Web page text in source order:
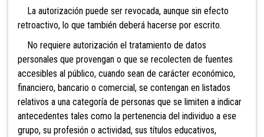
La autorización puede ser revocada, aunque sin efecto
retroactivo, lo que también deberá hacerse por escrito.
No requiere autorización el tratamiento de datos
personales que provengan o que se recolecten de fuentes
accesibles al público, cuando sean de carácter económico,
financiero, bancario o comercial, se contengan en listados
relativos a una categoría de personas que se limiten a indicar
antecedentes tales como la pertenencia del individuo a ese
grupo, su profesión o actividad, sus títulos educativos,